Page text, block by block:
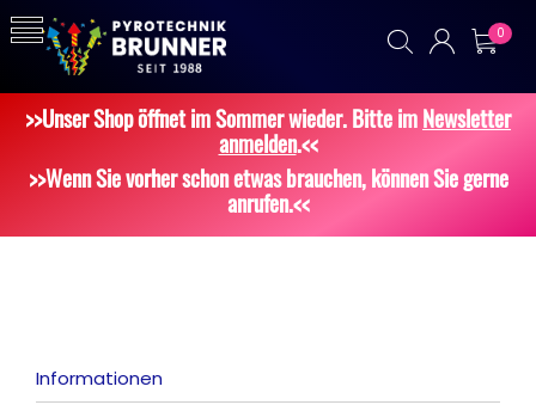
0
>>Unser Shop öffnet im Sommer wieder. Bitte imNewsletter
anmelden.<<
>>Wenn Sie vorher schon etwas brauchen, können Sie gerne
anrufen.<<
Informationen